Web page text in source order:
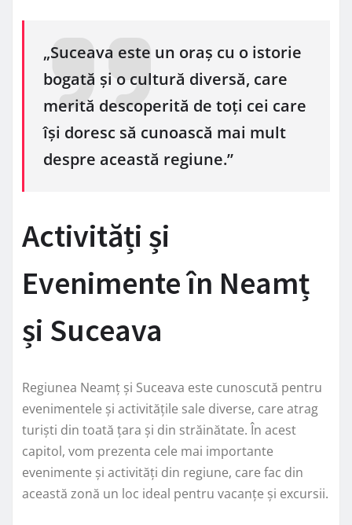
„Suceava este un oraș cu o istorie
bogată și o cultură diversă, care
merită descoperită de toți cei care
își doresc să cunoască mai mult
despre această regiune.”
Activități și
Evenimente în Neamț
și Suceava
Regiunea Neamț și Suceava este cunoscută pentru
evenimentele și activitățile sale diverse, care atrag
turiști din toată țara și din străinătate. În acest
capitol, vom prezenta cele mai importante
evenimente și activități din regiune, care fac din
această zonă un loc ideal pentru vacanțe și excursii.